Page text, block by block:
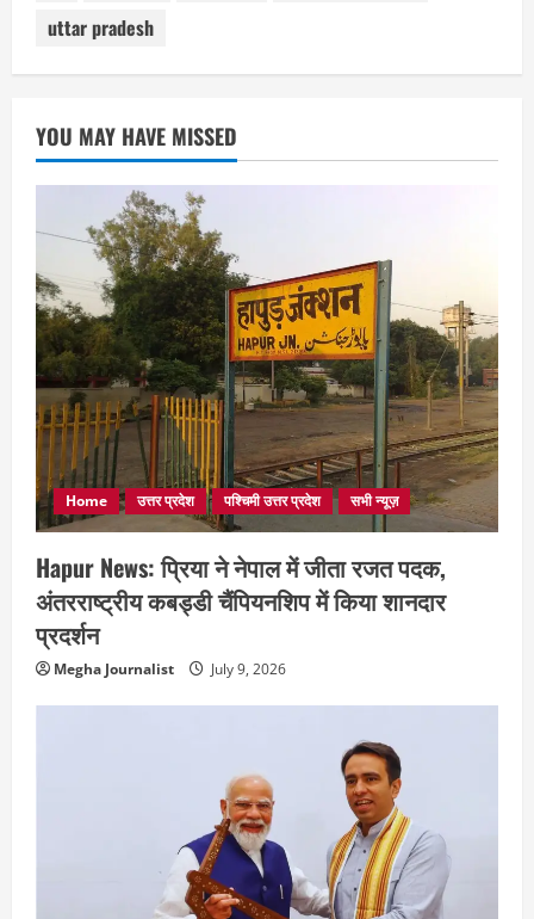
uttar pradesh
YOU MAY HAVE MISSED
Home उत्तर प्रदेश पश्चिमी उत्तर प्रदेश सभी न्यूज़
Hapur News: प्रिया ने नेपाल में जीता रजत पदक,
अंतरराष्ट्रीय कबड्डी चैंपियनशिप में किया शानदार
प्रदर्शन
Megha Journalist July 9, 2026